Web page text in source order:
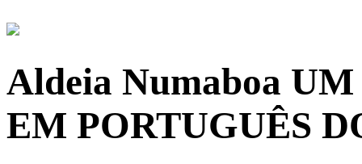
Aldeia Numaboa UM
EM PORTUGUÊS